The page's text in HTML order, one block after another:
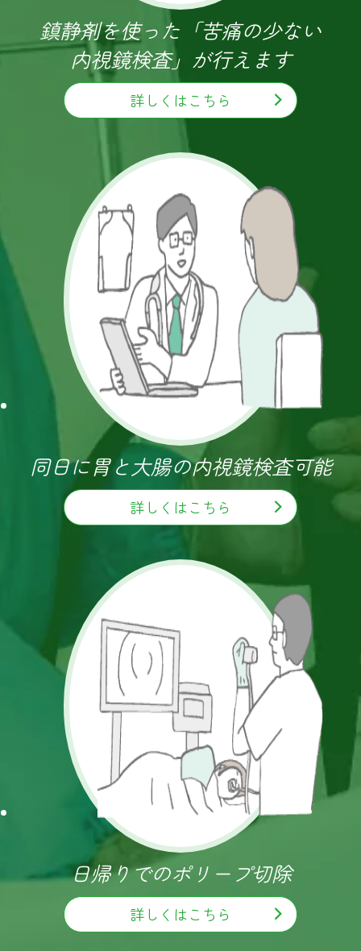
鎮静剤を使った「苦痛の少ない
内視鏡検査」が行えます
詳しくはこちら
同日に胃と大腸の内視鏡検査可能
詳しくはこちら
日帰りでのポリープ切除
詳しくはこちら